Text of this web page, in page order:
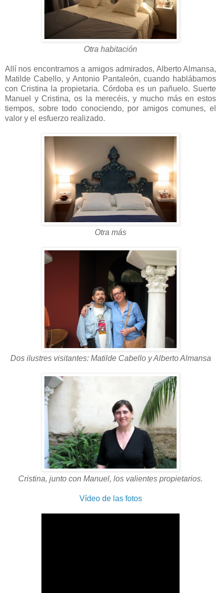
Otra habitación
Allí nos encontramos a amigos admirados, Alberto Almansa,
Matilde Cabello, y Antonio Pantaleón, cuando hablábamos
con Cristina la propietaria. Córdoba es un pañuelo. Suerte
Manuel y Cristina, os la merecéis, y mucho más en estos
tiempos, sobre todo conociendo, por amigos comunes, el
valor y el esfuerzo realizado.
Otra más
Dos ilustres visitantes: Matilde Cabello y Alberto Almansa
Cristina, junto con Manuel, los valientes propietarios.
Vídeo de las fotos